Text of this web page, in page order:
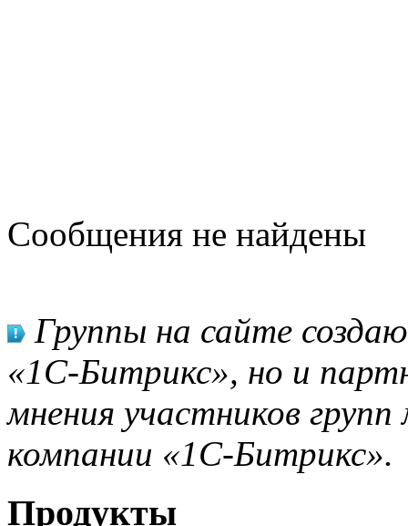
Сообщения не найдены
Группы на сайте
«1С-Битрикс», но и
мнения участников
компании «1С-Битрикс».
Продукты